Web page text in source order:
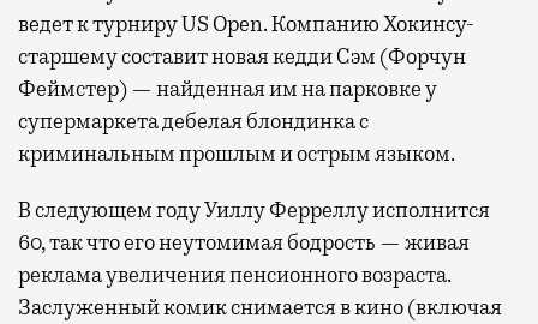
ведет к турниру US Open. Компанию Хокинсу-
старшему составит новая кедди Сэм (Форчун
Феймстер) — найденная им на парковке у
супермаркета дебелая блондинка с
криминальным прошлым и острым языком.
В следующем году Уиллу Ферреллу исполнится
60, так что его неутомимая бодрость — живая
реклама увеличения пенсионного возраста.
Заслуженный комик снимается в кино (включая